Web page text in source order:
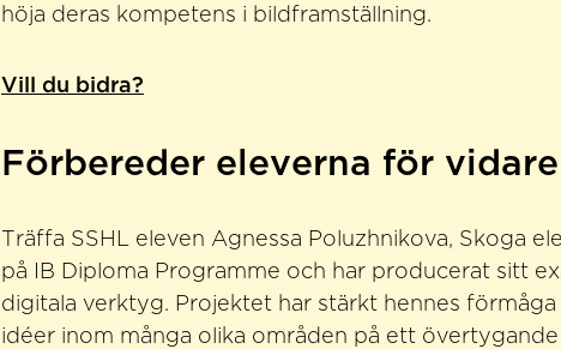
höja deras kompetens i bildframställning.
Vill du bidra?
Förbereder eleverna för
Träffa SSHL eleven Agnessa Poluzhnikova, Skoga
på IB Diploma Programme och har producerat sitt
digitala verktyg. Projektet har stärkt hennes
idéer inom många olika områden på ett